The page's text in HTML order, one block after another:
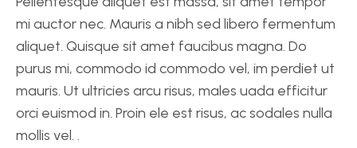
mi auctor nec. Mauris a nibh sed libero fermentum
aliquet. Quisque sit amet faucibus magna. Do
purus mi, commodo id commodo vel, im perdiet ut
mauris. Ut ultricies arcu risus, males uada efficitur
orci euismod in. Proin ele est risus, ac sodales nulla
mollis vel. .